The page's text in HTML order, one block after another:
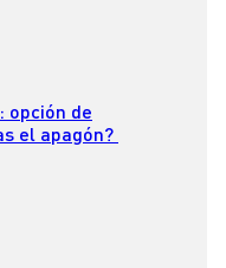
opción de
el apagón?